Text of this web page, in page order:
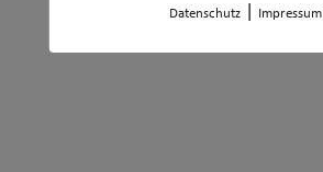
Datenschutz Impressum